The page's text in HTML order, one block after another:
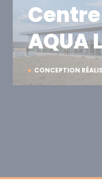
CONCEPTION
AQUA